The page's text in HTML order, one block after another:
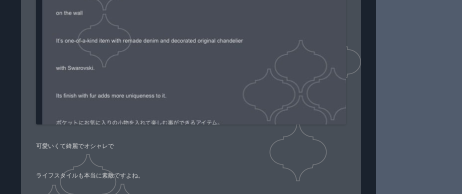
可愛いくて綺麗でオシャレで
ライフスタイルも本当に素敵ですよね。